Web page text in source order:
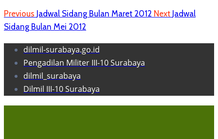
Previous Jadwal Sidang Bulan Maret 2012 Next Jadwal
Sidang Bulan Mei 2012
dilmil-surabaya.go.id
Pengadilan Militer III-10 Surabaya
dilmil_surabaya
Dilmil III-10 Surabaya